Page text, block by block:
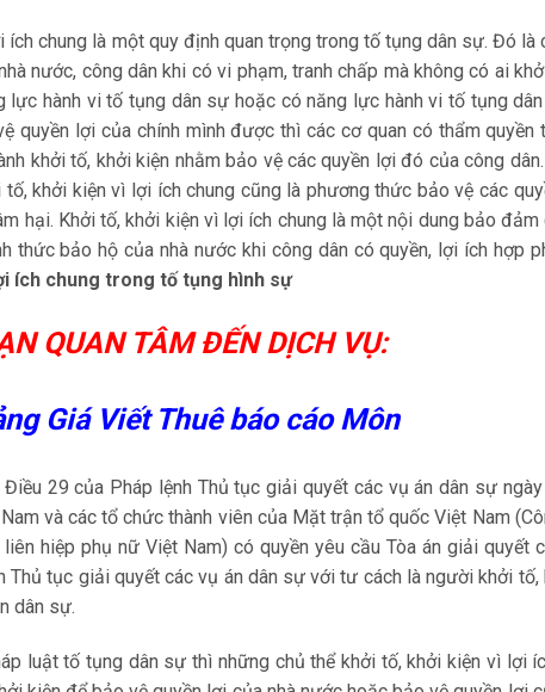
ích chung là một quy định quan trọng trong tố tụng dân sự. Đó là
nước, công dân khi có vi phạm, tranh chấp mà không có ai
lực hành vi tố tụng dân sự hoặc có năng lực hành vi tố tụng
quyền lợi của chính mình được thì các cơ quan có thẩm
khởi tố, khởi kiện nhằm bảo vệ các quyền lợi đó của công
tố, khởi kiện vì lợi ích chung cũng là phương thức bảo vệ các
hại. Khởi tố, khởi kiện vì lợi ích chung là một nội dung bảo
thức bảo hộ của nhà nước khi công dân có quyền, lợi ích hợp
ích chung trong tố tụng hình sự
QUAN TÂM ĐẾN DỊCH VỤ:
Giá Viết Thuê báo cáo Môn
29 của Pháp lệnh Thủ tục giải quyết các vụ án dân sự
và các tổ chức thành viên của Mặt trận tổ quốc Việt Nam
hiệp phụ nữ Việt Nam) có quyền yêu cầu Tòa án giải
Thủ tục giải quyết các vụ án dân sự với tư cách là người khởi
dân sự.
luật tố tụng dân sự thì những chủ thể khởi tố, khởi kiện vì lợi